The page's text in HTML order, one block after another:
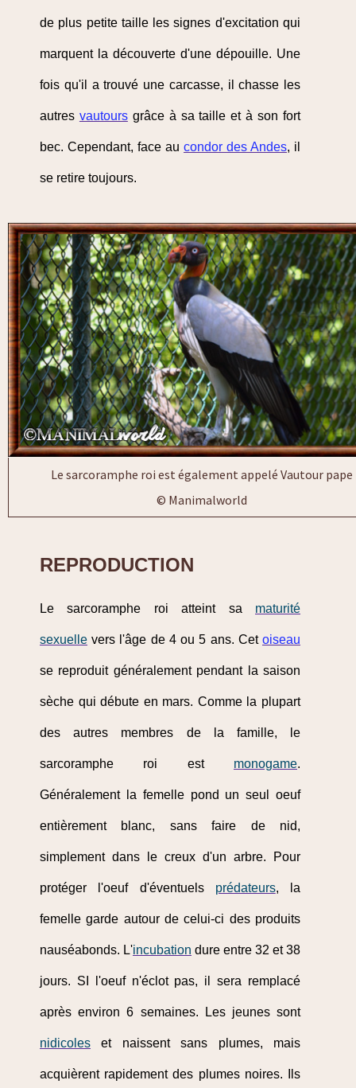
de plus petite taille les signes d'excitation qui
marquent la découverte d'une dépouille. Une
fois qu'il a trouvé une carcasse, il chasse les
autres vautoursgrâce à sa taille et à son fort
bec. Cependant, face au condor des Andes, il
se retire toujours.
Le sarcoramphe roi est également appelé Vautour pape
© Manimalworld
REPRODUCTION
Le sarcoramphe roi atteint sa maturité
sexuelle vers l'âge de 4 ou 5 ans. Cet oiseau
se reproduit généralement pendant la saison
sèche qui débute en mars. Comme la plupart
des autres membres de la famille, le
sarcoramphe roi est monogame.
Généralement la femelle pond un seul oeuf
entièrement blanc, sans faire de nid,
simplement dans le creux d'un arbre. Pour
protéger l'oeuf d'éventuels prédateurs, la
femelle garde autour de celui-ci des produits
nauséabonds. L'incubation dure entre 32 et 38
jours. SI l'oeuf n'éclot pas, il sera remplacé
après environ 6 semaines. Les jeunes sont
nidicoles et naissent sans plumes, mais
acquièrent rapidement des plumes noires. Ils